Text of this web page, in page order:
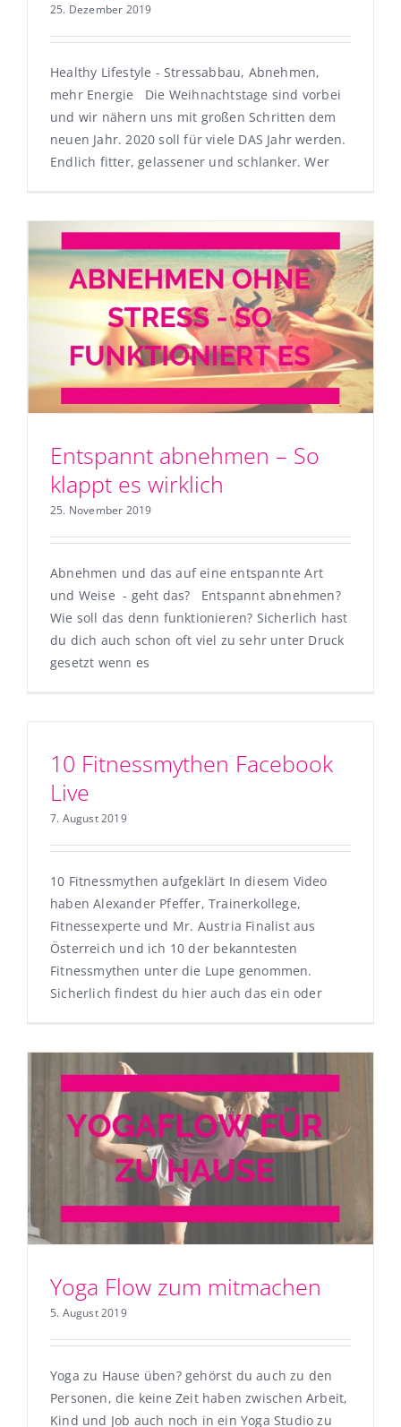
25. Dezember 2019
Healthy Lifestyle - Stressabbau, Abnehmen,
mehr Energie Die Weihnachtstage sind vorbei
und wir nähern uns mit großen Schritten dem
neuen Jahr. 2020 soll für viele DAS Jahr werden.
Endlich fitter, gelassener und schlanker. Wer
Entspannt abnehmen – So
klappt es wirklich
25. November 2019
Abnehmen und das auf eine entspannte Art
und Weise - geht das? Entspannt abnehmen?
Wie soll das denn funktionieren? Sicherlich hast
du dich auch schon oft viel zu sehr unter Druck
gesetzt wenn es
10 Fitnessmythen Facebook
Live
7. August 2019
10 Fitnessmythen aufgeklärt In diesem Video
haben Alexander Pfeffer, Trainerkollege,
Fitnessexperte und Mr. Austria Finalist aus
Österreich und ich 10 der bekanntesten
Fitnessmythen unter die Lupe genommen.
Sicherlich findest du hier auch das ein oder
Yoga Flow zum mitmachen
5. August 2019
Yoga zu Hause üben? gehörst du auch zu den
Personen, die keine Zeit haben zwischen Arbeit,
Kind und Job auch noch in ein Yoga Studio zu